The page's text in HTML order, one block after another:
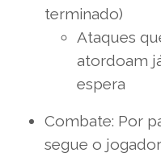
terminado)
Ataques
atordoam
espera
Combate: Por
segue o